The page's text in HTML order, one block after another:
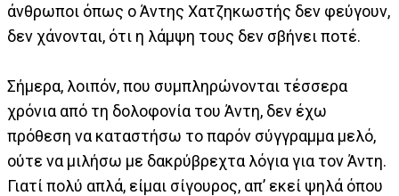
άνθρωποι όπως ο Άντης Χατζηκωστής δεν φεύγουν,
δεν χάνονται, ότι η λάμψη τους δεν σβήνει ποτέ.
Σήμερα, λοιπόν, που συμπληρώνονται τέσσερα
χρόνια από τη δολοφονία του Άντη, δεν έχω
πρόθεση να καταστήσω το παρόν σύγγραμμα μελό,
ούτε να μιλήσω με δακρύβρεχτα λόγια για τον Άντη.
Γιατί πολύ απλά, είμαι σίγουρος, απ’ εκεί ψηλά όπου